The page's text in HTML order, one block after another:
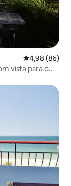
4,98 de uma
4,98 (86)
vista para o